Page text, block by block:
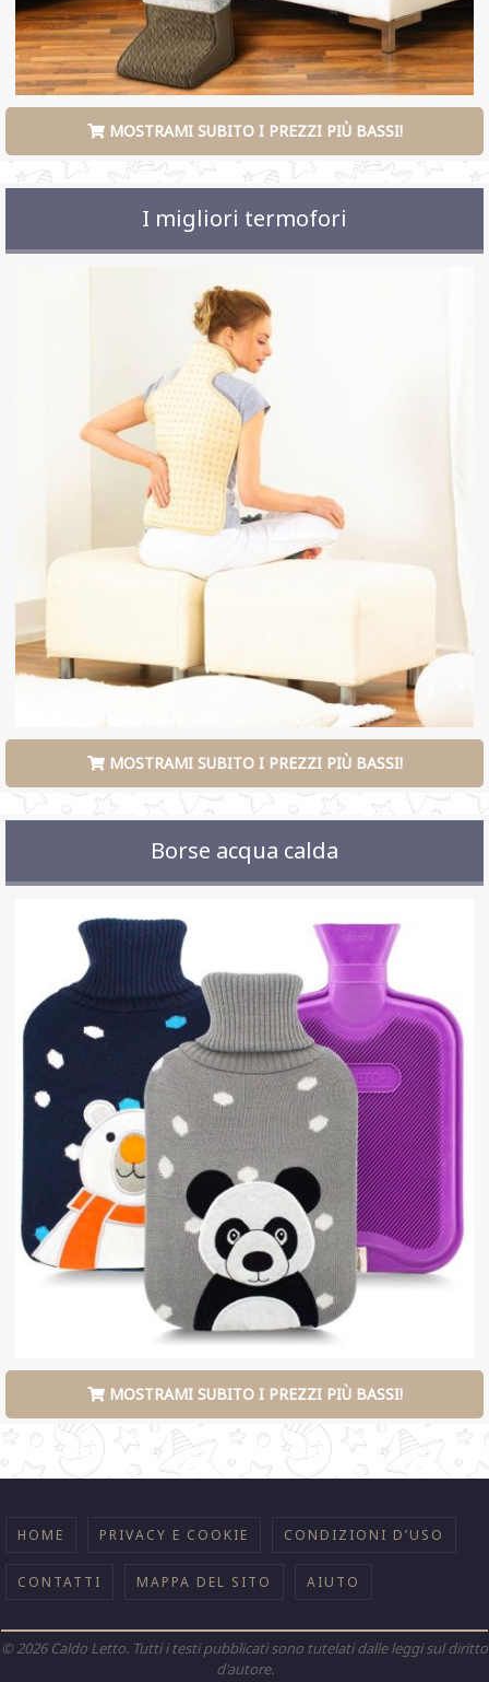
MOSTRAMI SUBITO I PREZZI PIÙ BASSI!
I migliori termofori
MOSTRAMI SUBITO I PREZZI PIÙ BASSI!
Borse acqua calda
MOSTRAMI SUBITO I PREZZI PIÙ BASSI!
HOME PRIVACY E COOKIE CONDIZIONI D’USO
CONTATTI MAPPA DEL SITO AIUTO
©2026Caldo Letto. Tutti i testi pubblicati sono tutelati dalle leggi sul diritto
d'autore.